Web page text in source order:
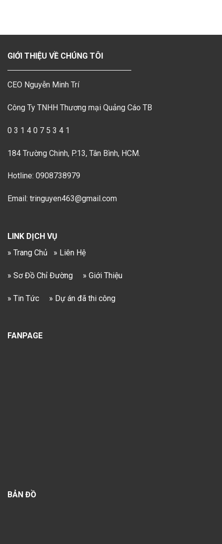
GIỚI THIỆU VỀ CHÚNG TÔI
CEO Nguyễn Minh Trí
Công Ty TNHH Thương mại Quảng Cáo TB
0 3 1 4 0 7 5 3 4 1
184 Trường Chinh, P.13, Tân Bình, HCM.
Hotline: 0908738979
Email: tringuyen463@gmail.com
LINK DỊCH VỤ
» Trang Chủ
» Liên Hệ
» Sơ Đồ Chỉ Đường » Giới Thiệu
» Tin Tức » Dự án đã thi công
FANPAGE
BẢN ĐỒ